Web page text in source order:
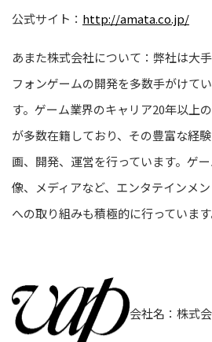
公式サイト： http://amata.co.jp/
あまた株式会社について：弊社は大
フォンゲームの開発を多数手がけて
す。ゲーム業界のキャリア20年以上
が多数在籍しており、その豊富な経
画、開発、運営を行っています。ゲ
像、メディアなど、エンタテインメ
への取り組みも積極的に行っています
会社名：株式